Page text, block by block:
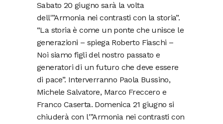
Sabato 20 giugno sarà la volta
dell'”Armonia nei contrasti con la storia”.
“La storia è come un ponte che unisce le
generazioni – spiega Roberto Fiaschi –
Noi siamo figli del nostro passato e
generatori di un futuro che deve essere
di pace”. Interverranno Paola Bussino,
Michele Salvatore, Marco Freccero e
Franco Caserta. Domenica 21 giugno si
chiuderà con l'”Armonia nei contrasti con